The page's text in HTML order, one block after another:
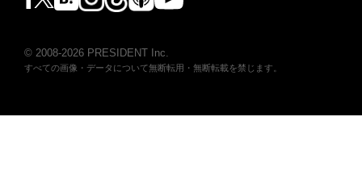
© 2008-2026 PRESIDENT Inc.
すべての画像・データについて無断転用・無断転載を禁じます。